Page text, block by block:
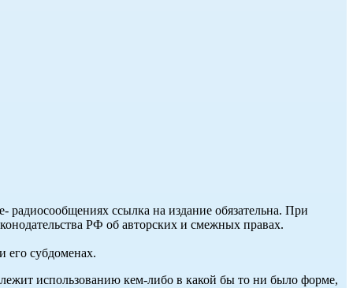
радиосообщениях ссылка на издание обязательна. При
РФ об авторских и смежных правах.
и его субдоменах.
использованию кем-либо в какой бы то ни было форме,